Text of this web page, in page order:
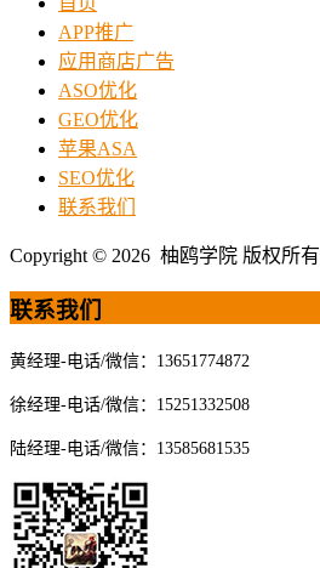
APP推广
应用商店广告
ASO优化
GEO优化
苹果ASA
SEO优化
联系我们
Copyright © 2026 柚鸥学院 版权所有
联系我们
黄经理-电话/微信：13651774872
徐经理-电话/微信：15251332508
陆经理-电话/微信：13585681535